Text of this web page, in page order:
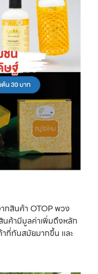
กสินค้า OTOP พวง
นค้ามีมูลค่าเพิ่มถึงหลัก
าที่ทันสมัยมากขึ้น และ